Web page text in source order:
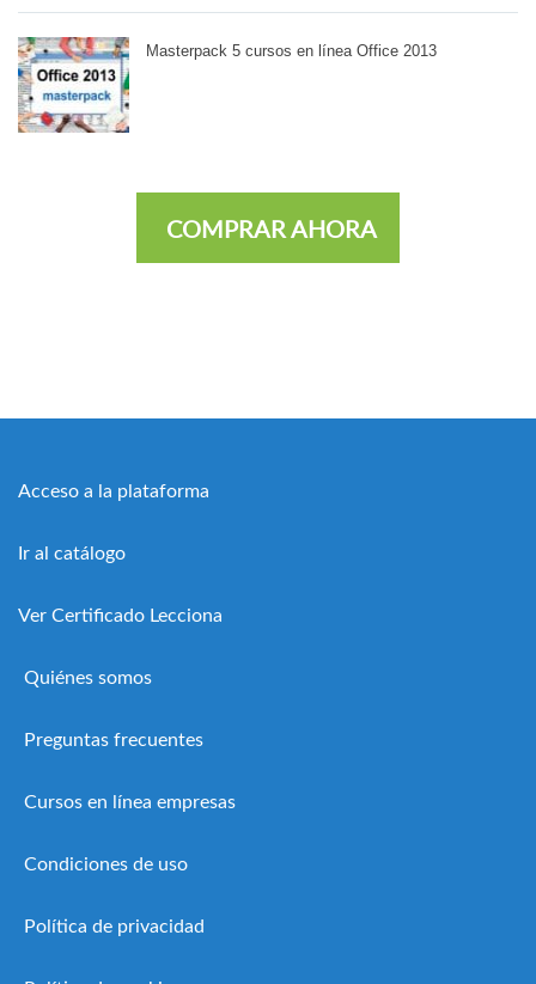
Masterpack 5 cursos en línea Office 2013
COMPRAR AHORA
Acceso a la plataforma
Ir al catálogo
Ver Certificado Lecciona
Quiénes somos
Preguntas frecuentes
Cursos en línea empresas
Condiciones de uso
Política de privacidad